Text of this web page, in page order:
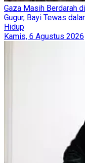
Gaza Masih Berdarah
Gugur, Bayi Tewas
Hidup
Kamis, 6 Agustus 2026